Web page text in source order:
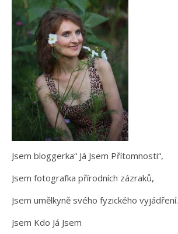
Jsem bloggerka“ Já Jsem Přítomnosti“,
Jsem fotografka přírodních zázraků,
Jsem umělkyně svého fyzického vyjádření.
Jsem Kdo Já Jsem